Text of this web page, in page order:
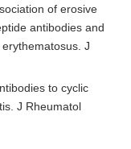
of erosive
antibodies and
J
to cyclic
J Rheumatol